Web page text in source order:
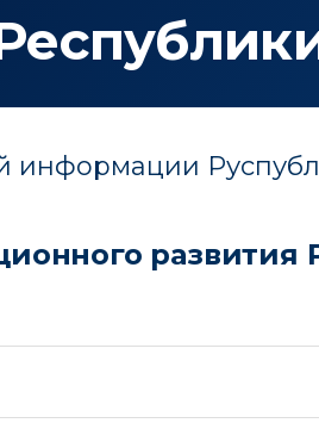
информации
развития